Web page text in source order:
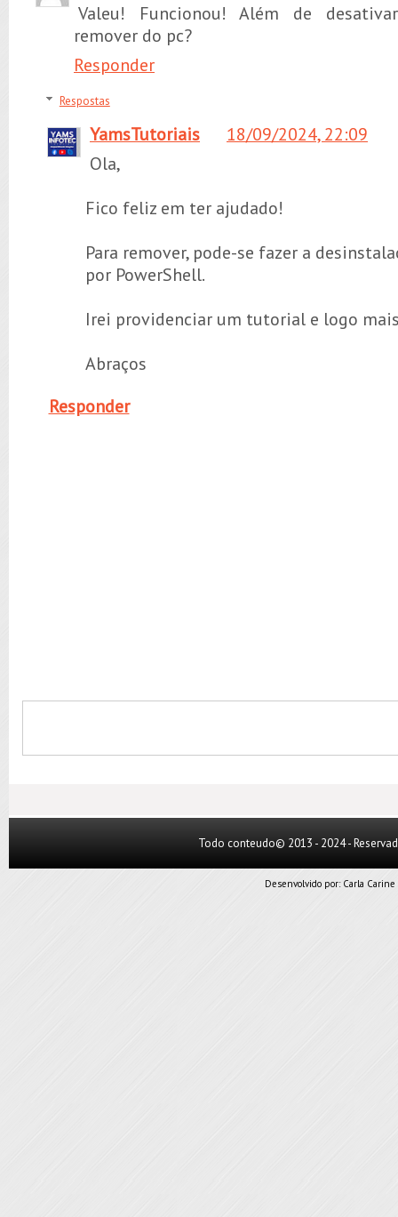
Valeu! Funcionou! Além de
remover do pc?
Responder
Respostas
YamsTutoriais
18/09/2024, 22:09
Ola,
Fico feliz em ter ajudado!
Para remover, pode-se fazer a
por PowerShell.
Irei providenciar um tutorial e logo
Abraços
Responder
Todo conteudo© 2013 - 2024 -
Desenvolvido por: Carla Carine